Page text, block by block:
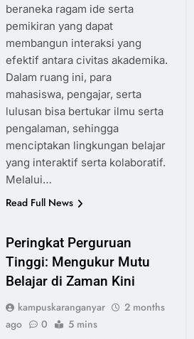
beraneka ragam ide serta
pemikiran yang dapat
membangun interaksi yang
efektif antara civitas akademika.
Dalam ruang ini, para
mahasiswa, pengajar, serta
lulusan bisa bertukar ilmu serta
pengalaman, sehingga
menciptakan lingkungan belajar
yang interaktif serta kolaboratif.
Melalui…
Read Full News
Peringkat Perguruan
Tinggi: Mengukur Mutu
Belajar di Zaman Kini
kampuskaranganyar
2 months
ago
0 5 mins